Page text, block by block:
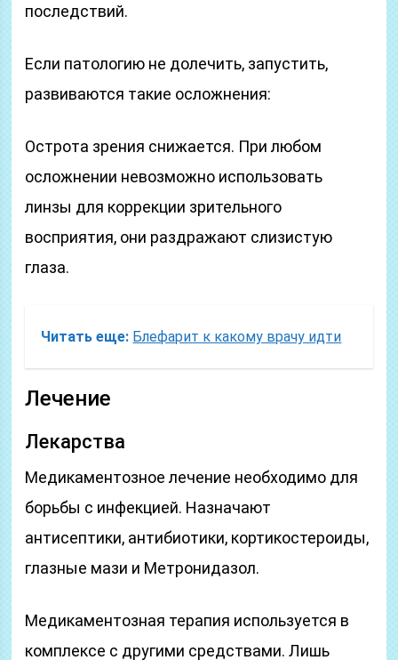
последствий.
Если патологию не долечить, запустить,
развиваются такие осложнения:
Острота зрения снижается. При любом
осложнении невозможно использовать
линзы для коррекции зрительного
восприятия, они раздражают слизистую
глаза.
Читать еще: Блефарит к какому врачу идти
Лечение
Лекарства
Медикаментозное лечение необходимо для
борьбы с инфекцией. Назначают
антисептики, антибиотики, кортикостероиды,
глазные мази и Метронидазол.
Медикаментозная терапия используется в
комплексе с другими средствами. Лишь